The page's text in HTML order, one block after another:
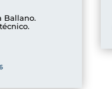
Ballano.